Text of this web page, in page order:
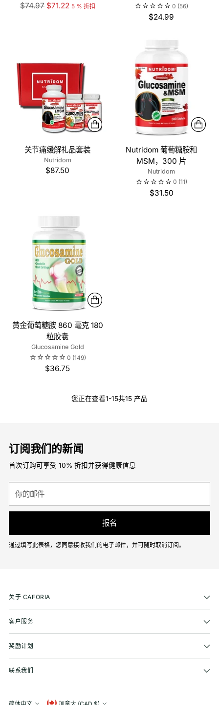
正
$74.97 $71.22 5 % 折扣
0 (56)
$24.99
关节痛缓解礼品套装
Nutridom
$87.50
Nutridom 葡萄糖胺和
MSM，300 片
Nutridom
0 (11)
$31.50
黄金葡萄糖胺 860 毫克 180
粒胶囊
Glucosamine Gold
0 (149)
$36.75
您正在查看1-15共15 产品
订阅我们的新闻
首次订购可享受 10% 折扣并获得健康信息
邮
报名
通过填写此表格，您同意接收我们的电子邮件，并可随时取消订阅。
关于 CAFORIA
客户服务
奖励计划
联系我们
简体中文 加拿大 (CAD $)